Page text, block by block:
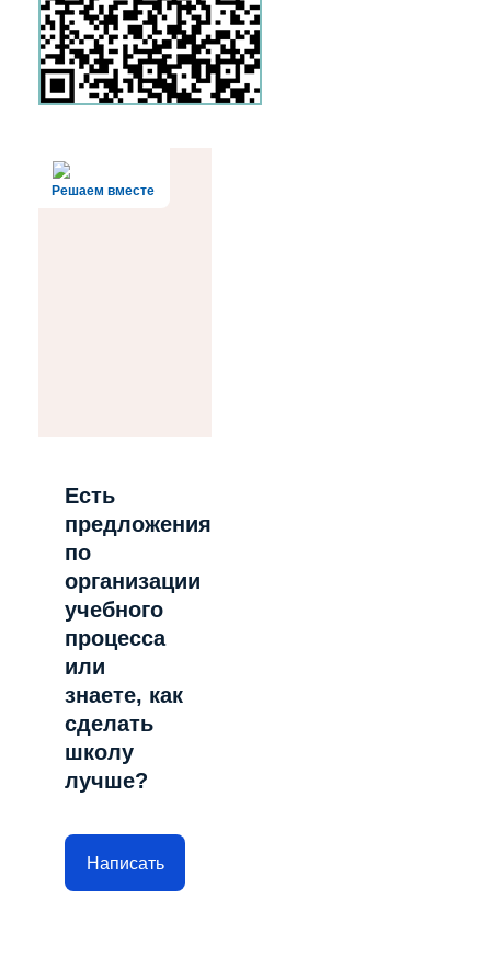
Решаем вместе
Есть
предложения
по
организации
учебного
процесса
или
знаете, как
сделать
школу
лучше?
Написать